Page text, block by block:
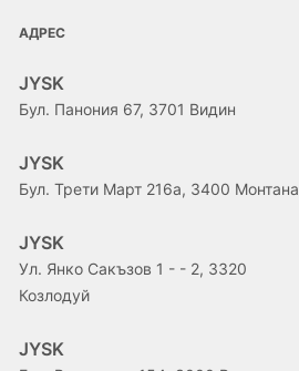
АДРЕС
JYSK
Бул. Панония 67, 3701 Видин
JYSK
Бул. Трети Март 216a, 3400 Монтана
JYSK
Ул. Янко Сакъзов 1 - - 2, 3320
Козлодуй
JYSK